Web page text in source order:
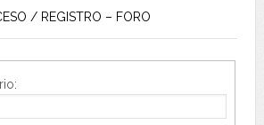
/ REGISTRO – FORO